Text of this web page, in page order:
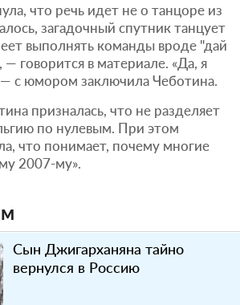
что речь идет не о танцоре из
загадочный спутник танцует
выполнять команды вроде "дай
— говорится в материале. «Да, я
с юмором заключила Чеботина.
призналась, что не разделяет
по нулевым. При этом
что понимает, почему многие
2007-му».
Сын Джигарханяна тайно
вернулся в Россию